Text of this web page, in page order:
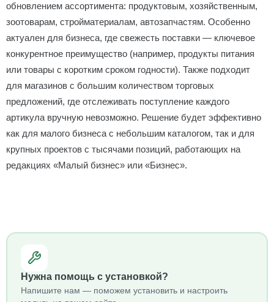
обновлением ассортимента: продуктовым, хозяйственным,
зоотоварам, стройматериалам, автозапчастям. Особенно
актуален для бизнеса, где свежесть поставки — ключевое
конкурентное преимущество (например, продукты питания
или товары с коротким сроком годности). Также подходит
для магазинов с большим количеством торговых
предложений, где отслеживать поступление каждого
артикула вручную невозможно. Решение будет эффективно
как для малого бизнеса с небольшим каталогом, так и для
крупных проектов с тысячами позиций, работающих на
редакциях «Малый бизнес» или «Бизнес».
Нужна помощь с установкой?
Напишите нам — поможем установить и настроить